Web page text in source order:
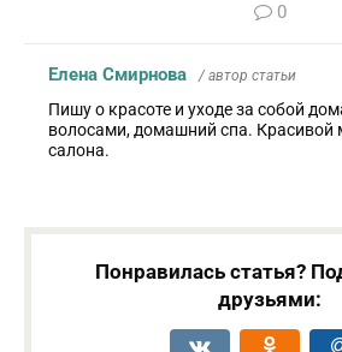
0
Елена Смирнова / автор статьи
Пишу о красоте и уходе за собой
волосами, домашний спа. Красивой
салона.
Понравилась статья?
друзьями: